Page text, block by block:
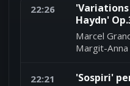
22:26
Haydn'
Marcel
Margit-Anna
22:21 'Sospiri'